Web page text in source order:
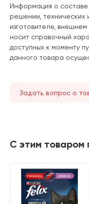
Информация о составе
решении, технических
изготовителе,
носит справочный
доступных к моменту
данного товара
Задать вопрос о
С этим товаром